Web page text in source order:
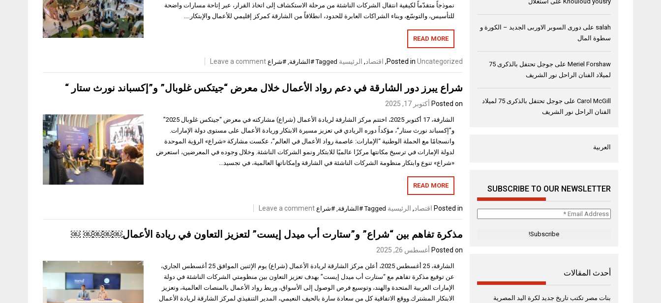
نموذجاً متقدّماً لكيفية انتقال الشركات الناشئة من مرحلة الاستكشاف إلى اتخاذ القرار، عبر إتاحة مسارات واضحة
للتأسيس، والتوسّع، وبناء الشراكات العابرة للحدود، انطلاقاً من الشارقة كمركز إقليمي للأعمال والإبتكار….
READ MORE
Posted inUncategorized
, اقتصاد, الرئيسية Tagged #الشارقة, #شراع Leave a comment
شراع يبرز دور الشارقة في دعم رواد الأعمال خلال معرض “جيتكس غلوبال” و”إكسباند نورث ستار “
Posted on أكتوبر 17, 2025
الشارقة، 17 أكتوبر 2025، اختتم مركز الشارقة لريادة الأعمال (شراع) مشاركته في معرض “جيتكس غلوبال 2025”
و”إكسباند نورث ستار”، مؤكداً دوره الريادي في تعزيز مسيرة الابتكار وريادة الأعمال على مستوى دولة الإمارات.
وانسجامًا مع الحملة الوطنية “الإمارات: عاصمة رواد الأعمال في العالم”، عكست مشاركة «شراع» الرؤية الموحدة
لدولة الإمارات في ترسيخ مكانتها مركزًا عالميًا للابتكار ونمو الشركات الناشئة. وخلال وجوده في المعرضين، استعرض
«شراع» تنوع وابتكار منظومة الشركات الناشئة في الشارقة وإمكاناتها العالمية، في تجسيد…
READ MORE
Posted in اقتصاد, الرئيسية Tagged #الشارقة #شراع Leave a comment
مذكرة تفاهم بين “شراع” و”ستارت أب ميدل إيست” لتعزيز التعاون في ريادة الأعمال￼￼￼￼ ￼
Posted on أغسطس 26, 2025
الشارقة، 25 أغسطس 2025، أعلن مركز الشارقة لريادة الأعمال (شراع) يوم الإثنين الموافق 25 أغسطس الجاري،
عن توقيع مذكرة تفاهم مع “ستارت أب ميدل إيست” بهدف تعزيز التعاون بين منظومتي الشركات الناشئة في دولة
الإمارات العربية المتحدة والهند، وتوسيع فرص الوصول إلى الأسواق، وربط رواد الأعمال بالمنصات العالمية، وتعزيز
الابتكار المشترك.ووقع الاتفاقية كل من سعادة سارة بالحيف النعيمي، المدير التنفيذي لمركز الشارقة لريادة الأعمال
salah على دورى السوبر الاوربى الجديد – الكورة و
سطوة المال
Meriel Forshaw على
جوجل تحتفل بالذكرى 75
لميلاد الفنان الراحل نور الشريف
Carol McGill على
جوجل تحتفل بالذكرى 75 لميلاد
الفنان الراحل نور الشريف
العربية
SUBSCRIBE TO OUR NEWSLETTER
Email
أحدث المقالات
بنات مصر تكتب تاريخ جديد لكرة اليد المصرية